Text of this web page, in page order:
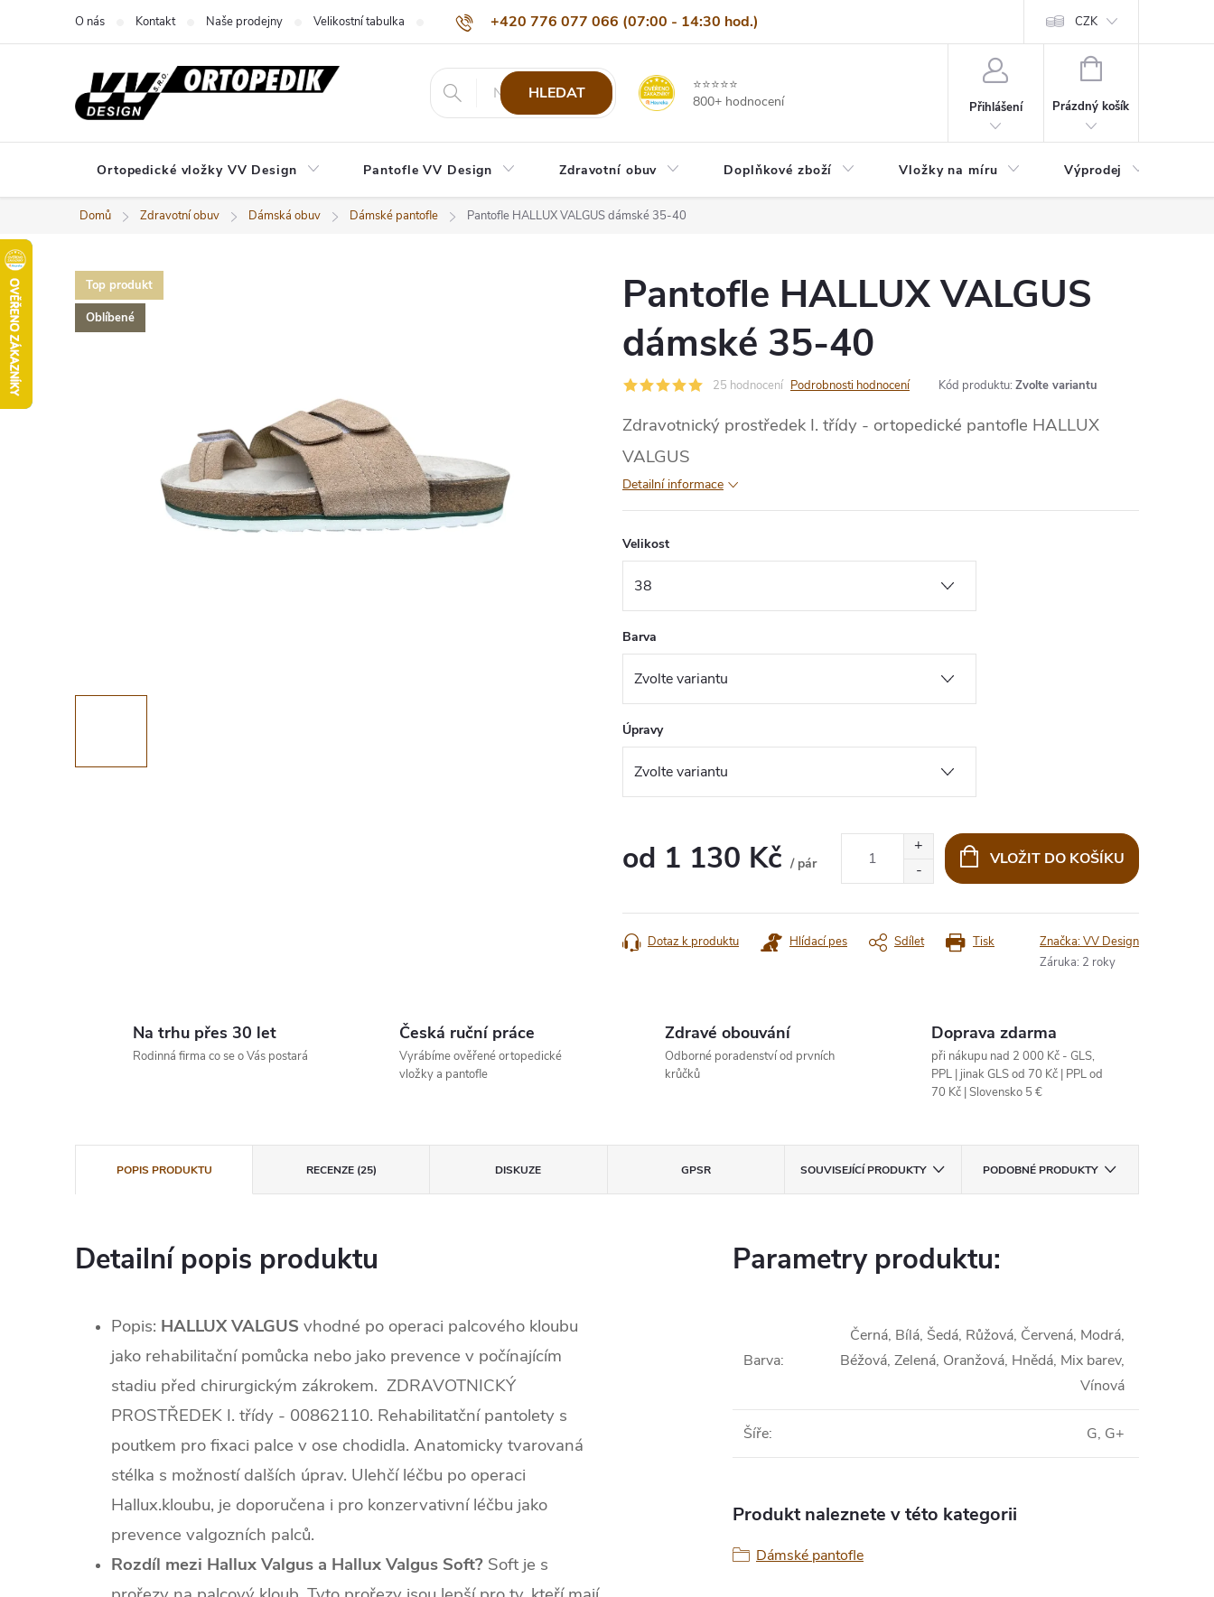
+420 776 077 066 (07:00 - 14:30 hod.)
info@eshop-vvdesign.cz
O nás Kontakt Naše prodejny Velikostní tabulka Nejčastější dotazy Naši odběratelé Doprava a platba Vrácení, výměna nebo
CZK
HLEDAT
⭐⭐⭐⭐⭐
800+ hodnocení
Přihlášení
NÁKUPNÍ
Prázdný košík
Ortopedické vložky VV Design Pantofle VV Design Zdravotní obuv Doplňkové zboží Vložky na míru Výprodej
Domů Zdravotní obuv Dámská obuv Dámské pantofle Pantofle HALLUX VALGUS dámské 35-40
Top produkt
Oblíbené
Pantofle HALLUX VALGUS
dámské 35-40
25 hodnocení Podrobnosti hodnocení Kód produktu: Zvolte variantu
Zdravotnický prostředek I. třídy - ortopedické pantofle HALLUX
VALGUS
Detailní informace
Velikost
Barva
Úpravy
od 1 130 Kč / pár
VLOŽIT DO KOŠÍKU
Tisk
Dotaz k produktu Hlídací pes Sdílet Značka:VV Design
Záruka: 2 roky
Na trhu přes 30 let
Rodinná firma co se o Vás postará
Česká ruční práce
Vyrábíme ověřené ortopedické
vložky a pantofle
Zdravé obouvání
Odborné poradenství od prvních
krůčků
Doprava zdarma
při nákupu nad 2 000 Kč - GLS,
PPL | jinak GLS od 70 Kč | PPL od
70 Kč | Slovensko 5 €
POPIS PRODUKTU RECENZE (25) DISKUZE GPSR SOUVISEJÍCÍ PRODUKTY PODOBNÉ PRODUKTY
Detailní popis produktu
Popis: HALLUX VALGUS vhodné po operaci palcového kloubu
jako rehabilitační pomůcka nebo jako prevence v počínajícím
stadiu před chirurgickým zákrokem. ZDRAVOTNICKÝ
PROSTŘEDEK I. třídy - 00862110. Rehabilitatční pantolety s
poutkem pro fixaci palce v ose chodidla. Anatomicky tvarovaná
stélka s možností dalších úprav. Ulehčí léčbu po operaci
Hallux.kloubu, je doporučena i pro konzervativní léčbu jako
prevence valgozních palců.
Rozdíl mezi Hallux Valgus a Hallux Valgus Soft? Soft je s
Parametry produktu:
Barva:
Černá, Bílá, Šedá, Růžová, Červená, Modrá,
Béžová, Zelená, Oranžová, Hnědá, Mix barev,
Vínová
Šíře: G, G+
Produkt naleznete v této kategorii
Dámské pantofle